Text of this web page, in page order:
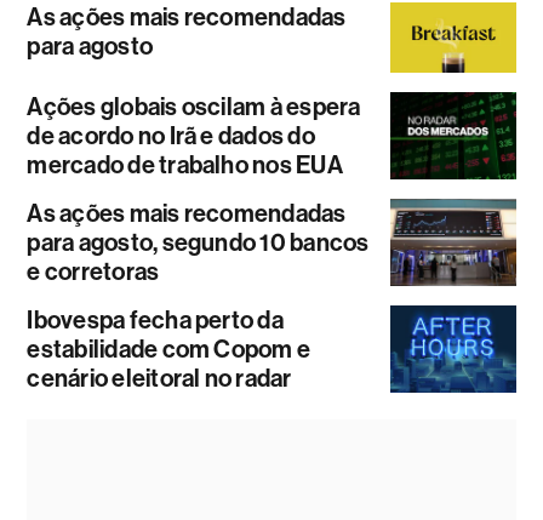
As ações mais recomendadas
para agosto
Ações globais oscilam à espera
de acordo no Irã e dados do
mercado de trabalho nos EUA
As ações mais recomendadas
para agosto, segundo 10 bancos
e corretoras
Ibovespa fecha perto da
estabilidade com Copom e
cenário eleitoral no radar